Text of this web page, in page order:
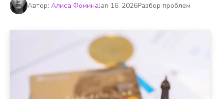
Автор: Алиса ФоминаJan 16, 2026Разбор проблем